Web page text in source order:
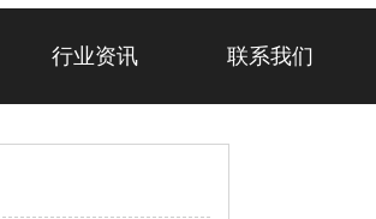
行业资讯 联系我们